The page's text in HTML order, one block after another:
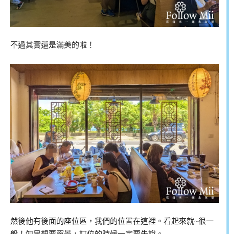
不過其實還是滿美的啦！
然後他有後面的座位區，我們的位置在這裡。看起來就~很一